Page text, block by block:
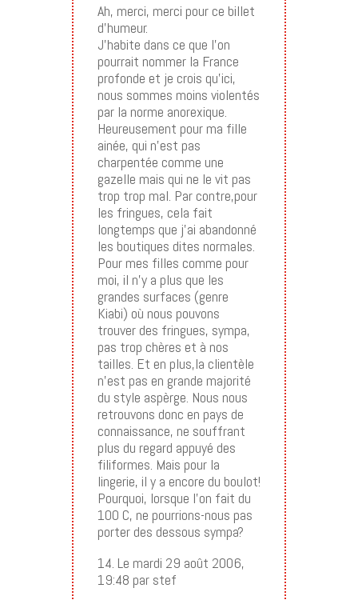
Ah, merci, merci pour ce billet
d’humeur.
J’habite dans ce que l’on
pourrait nommer la France
profonde et je crois qu’ici,
nous sommes moins violentés
par la norme anorexique.
Heureusement pour ma fille
ainée, qui n’est pas
charpentée comme une
gazelle mais qui ne le vit pas
trop trop mal. Par contre,pour
les fringues, cela fait
longtemps que j’ai abandonné
les boutiques dites normales.
Pour mes filles comme pour
moi, il n’y a plus que les
grandes surfaces (genre
Kiabi) où nous pouvons
trouver des fringues, sympa,
pas trop chères et à nos
tailles. Et en plus,la clientèle
n’est pas en grande majorité
du style aspèrge. Nous nous
retrouvons donc en pays de
connaissance, ne souffrant
plus du regard appuyé des
filiformes. Mais pour la
lingerie, il y a encore du boulot!
Pourquoi, lorsque l’on fait du
100 C, ne pourrions-nous pas
porter des dessous sympa?
14. Le mardi 29 août 2006,
19:48 par stef